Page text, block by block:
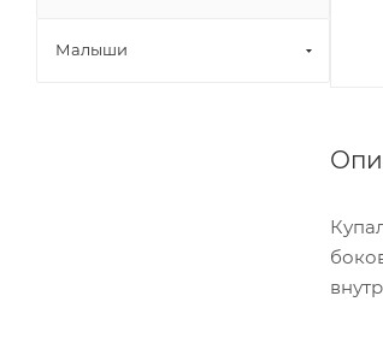
Малыши